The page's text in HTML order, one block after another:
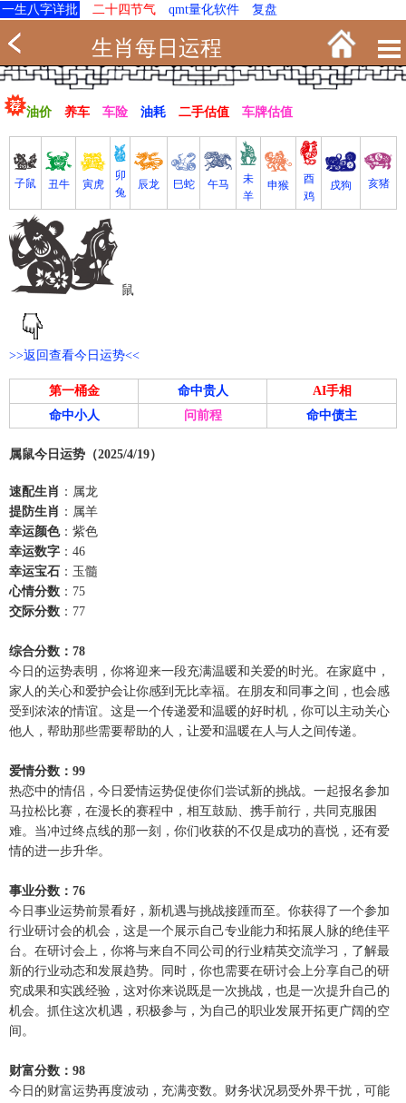
一生八字详批 二十四节气 qmt量化软件 复盘
生肖每日运程
油价 养车 车险 油耗 二手估值 车牌估值
子鼠 丑牛 寅虎
卯
兔
辰龙 巳蛇 午马
未
羊
申猴
酉
鸡
戌狗 亥猪
鼠
>>返回查看今日运势<<
第一桶金 命中贵人
AI手相
命中小人
问前程 命中债主
属鼠今日运势（2025/4/19）
速配生肖 ：属龙
提防生肖 ：属羊
幸运颜色：紫色
幸运数字 ：46
幸运宝石 ：玉髓
心情分数 ：75
交际分数 ：77
综合分数：78
今日的运势表明，你将迎来一段充满温暖和关爱的时光。在家庭中，
家人的关心和爱护会让你感到无比幸福。在朋友和同事之间，也会感
受到浓浓的情谊。这是一个传递爱和温暖的好时机，你可以主动关心
他人，帮助那些需要帮助的人，让爱和温暖在人与人之间传递。
爱情分数：99
热恋中的情侣，今日爱情运势促使你们尝试新的挑战。一起报名参加
马拉松比赛，在漫长的赛程中，相互鼓励、携手前行，共同克服困
难。当冲过终点线的那一刻，你们收获的不仅是成功的喜悦，还有爱
情的进一步升华。
事业分数：76
今日事业运势前景看好，新机遇与挑战接踵而至。你获得了一个参加
行业研讨会的机会，这是一个展示自己专业能力和拓展人脉的绝佳平
台。在研讨会上，你将与来自不同公司的行业精英交流学习，了解最
新的行业动态和发展趋势。同时，你也需要在研讨会上分享自己的研
究成果和实践经验，这对你来说既是一次挑战，也是一次提升自己的
机会。抓住这次机遇，积极参与，为自己的职业发展开拓更广阔的空
间。
财富分数：98
今日的财富运势再度波动，充满变数。财务状况易受外界干扰，可能